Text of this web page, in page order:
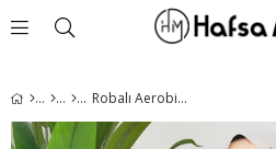
Robalı Aerobin Ferace Hardal